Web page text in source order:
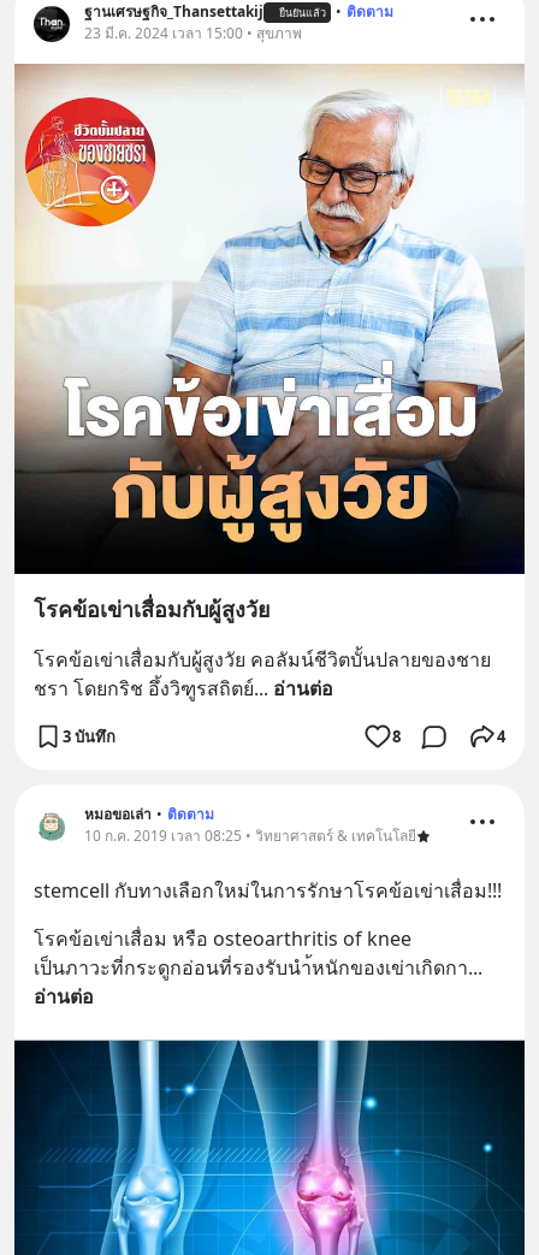
ฐานเศรษฐกิจ_Thansettakij ยืนยันแล้ว • ติดตาม
23 มี.ค. 2024 เวลา 15:00 • สุขภาพ
โรคข้อเข่าเสื่อมกับผู้สูงวัย
โรคข้อเข่าเสื่อมกับผู้สูงวัย คอลัมน์ชีวิตบั้นปลายของชาย
ชรา โดยกริช อึ้งวิฑูรสถิตย์... อ่านต่อ
3 บันทึก 8 4
หมอขอเล่า • ติดตาม
10 ก.ค. 2019 เวลา 08:25 • วิทยาศาสตร์ & เทคโนโลยี
stemcell กับทางเลือกใหม่ในการรักษาโรคข้อเข่าเสื่อม!!!
โรคข้อเข่าเสื่อม หรือ osteoarthritis of knee
เป็นภาวะที่กระดูกอ่อนที่รองรับนำ้หนักของเข่าเกิดกา
อ่านต่อ